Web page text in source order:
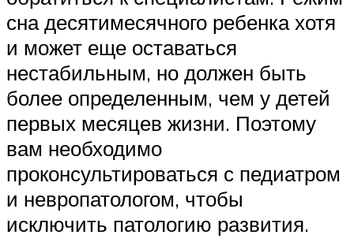
сна десятимесячного ребенка хотя
и может еще оставаться
нестабильным, но должен быть
более определенным, чем у детей
первых месяцев жизни. Поэтому
вам необходимо
проконсультироваться с педиатром
и невропатологом, чтобы
исключить патологию развития.